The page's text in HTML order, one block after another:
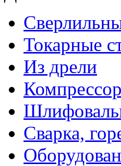
Токарные
Из дрели
Сварка,